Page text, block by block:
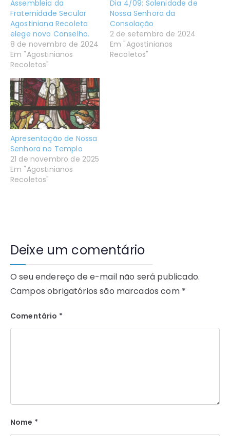
Assembleia da
Fraternidade Secular
Agostiniana Recoleta
elege novo Conselho.
8 de novembro de 2024
Em "Agostinianos
Recoletos"
Dia 4/09: Solenidade de
Nossa Senhora da
Consolação
2 de setembro de 2024
Em "Agostinianos
Recoletos"
Apresentação de Nossa
Senhora no Templo
21 de novembro de 2025
Em "Agostinianos
Recoletos"
Deixe um comentário
O seu endereço de e-mail não será publicado.
Campos obrigatórios são marcados com *
Comentário *
Nome *